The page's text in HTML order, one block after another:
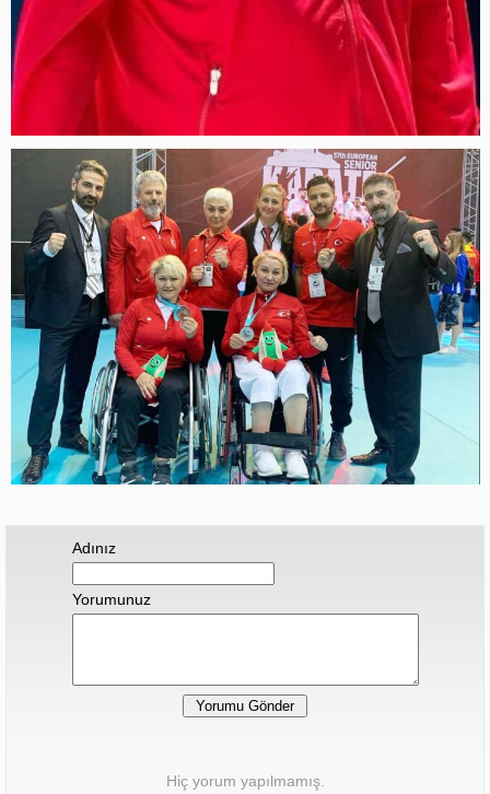
Adınız
Yorumunuz
Hiç yorum yapılmamış.